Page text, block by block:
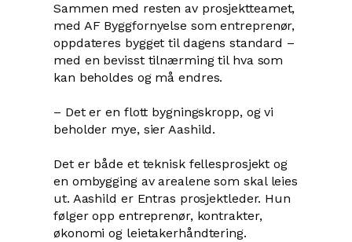
Sammen med resten av prosjektteamet,
med AF Byggfornyelse som entreprenør,
oppdateres bygget til dagens standard –
med en bevisst tilnærming til hva som
kan beholdes og må endres.
– Det er en flott bygningskropp, og vi
beholder mye, sier Aashild.
Det er både et teknisk fellesprosjekt og
en ombygging av arealene som skal leies
ut. Aashild er Entras prosjektleder. Hun
følger opp entreprenør, kontrakter,
økonomi og leietakerhåndtering.